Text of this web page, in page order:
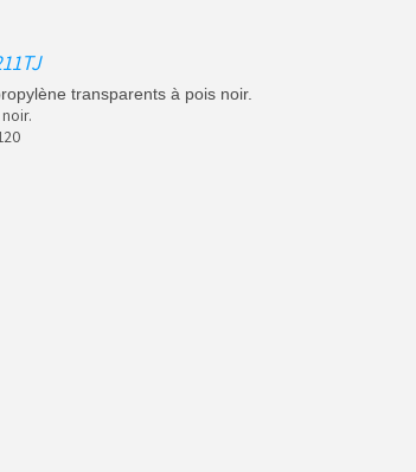
transparents à pois noir.